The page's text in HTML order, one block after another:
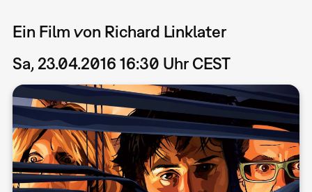
Ein Film von Richard Linklater
Sa, 23.04.2016 16:30 Uhr CEST